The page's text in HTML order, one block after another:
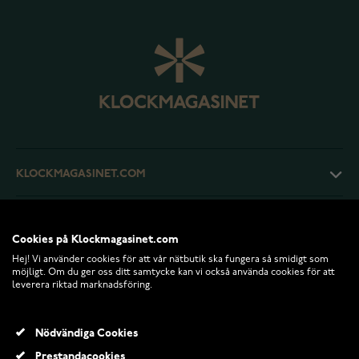
KLOCKMAGASINET.COM
RETURER OCH VILLKOR
Cookies på Klockmagasinet.com
Hej! Vi använder cookies för att vår nätbutik ska fungera så smidigt som
möjligt. Om du ger oss ditt samtycke kan vi också använda cookies för att
leverera riktad marknadsföring.
Nödvändiga Cookies